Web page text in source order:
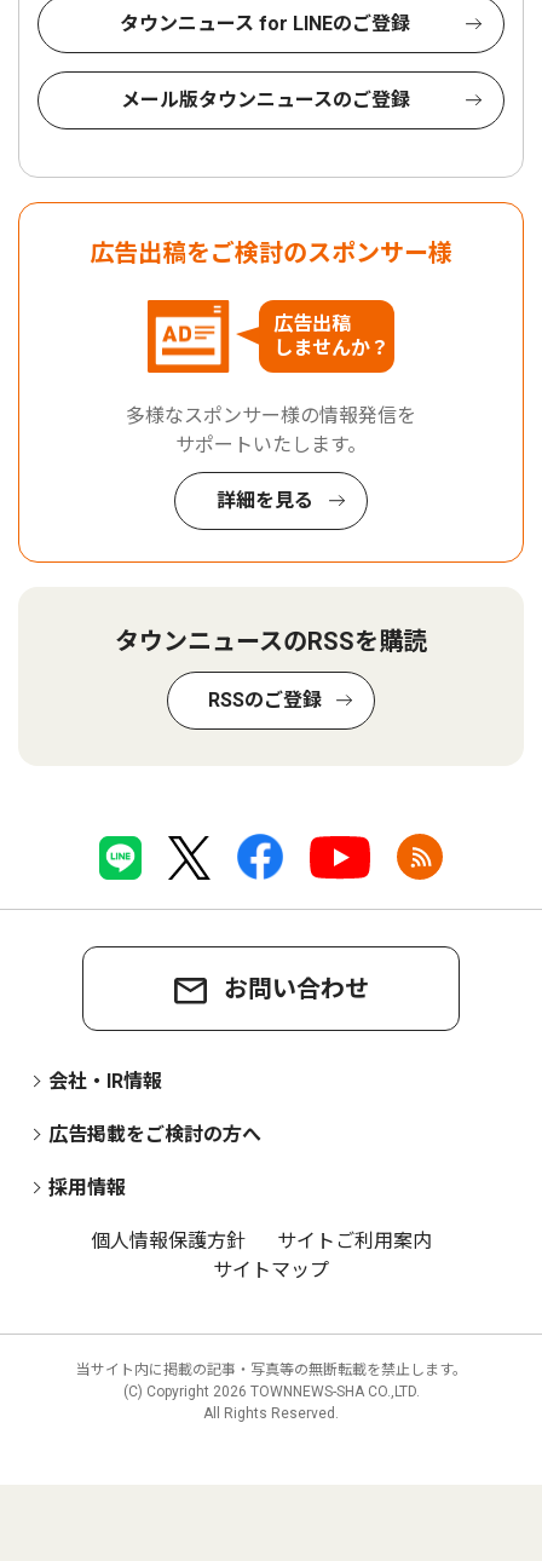
タウンニュース for LINEのご登録
メール版タウンニュースのご登録
広告出稿をご検討のスポンサー様
広告出稿
しませんか？
多様なスポンサー様の情報発信を
サポートいたします。
詳細を見る
タウンニュースのRSSを購読
RSSのご登録
お問い合わせ
会社・IR情報
広告掲載をご検討の方へ
採用情報
個人情報保護方針
サイトご利用案内
サイトマップ
当サイト内に掲載の記事・写真等の無断転載を禁止します。
(C) Copyright 2026 TOWNNEWS-SHA CO.,LTD.
All Rights Reserved.